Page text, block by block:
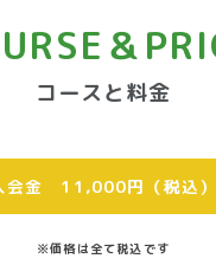
＆
コースと料金
会金 11,000円（税込）
※価格は全て税込です